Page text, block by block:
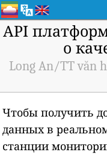
API
о
Long An/TT văn
Чтобы получить
данных в
станции